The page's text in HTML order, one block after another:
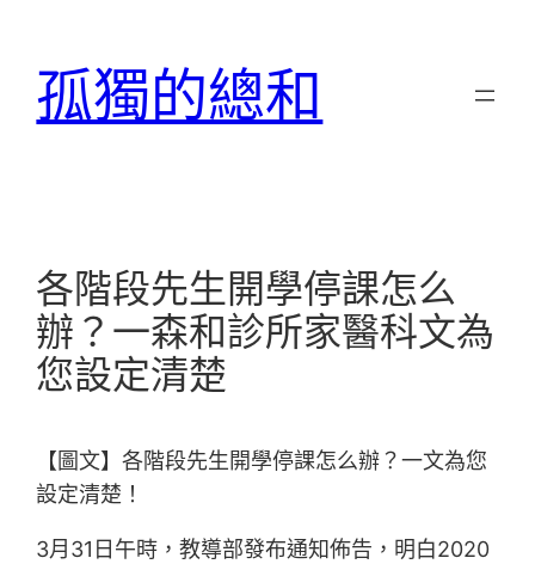
孤獨的總和
各階段先生開學停課怎么
辦？一森和診所家醫科文為
您設定清楚
【圖文】各階段先生開學停課怎么辦？一文為您
設定清楚！
3月31日午時，教導部發布通知佈告，明白2020